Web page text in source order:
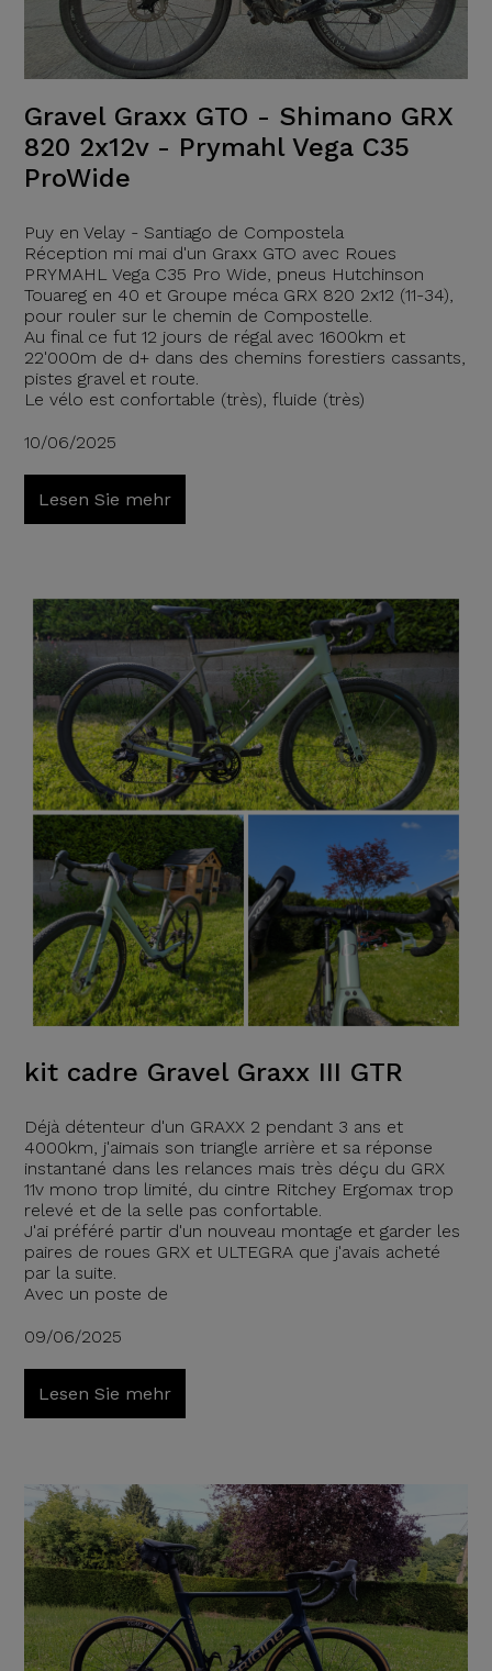
Gravel Graxx GTO - Shimano GRX
820 2x12v - Prymahl Vega C35
ProWide
Puy en Velay - Santiago de Compostela
Réception mi mai d'un Graxx GTO avec Roues
PRYMAHL Vega C35 Pro Wide, pneus Hutchinson
Touareg en 40 et Groupe méca GRX 820 2x12 (11-34),
pour rouler sur le chemin de Compostelle.
Au final ce fut 12 jours de régal avec 1600km et
22'000m de d+ dans des chemins forestiers cassants,
pistes gravel et route.
Le vélo est confortable (très), fluide (très)
10/06/2025
Lesen Sie mehr
kit cadre Gravel Graxx III GTR
Déjà détenteur d'un GRAXX 2 pendant 3 ans et
4000km, j'aimais son triangle arrière et sa réponse
instantané dans les relances mais très déçu du GRX
11v mono trop limité, du cintre Ritchey Ergomax trop
relevé et de la selle pas confortable.
J'ai préféré partir d'un nouveau montage et garder les
paires de roues GRX et ULTEGRA que j'avais acheté
par la suite.
Avec un poste de
09/06/2025
Lesen Sie mehr